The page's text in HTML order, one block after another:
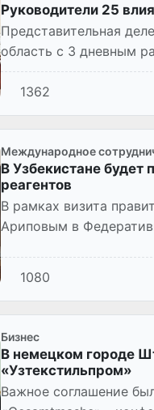
Руководители 25
Представительная
область с 3 дневным
Посол Федеративной
1362
Международное
В Узбекистане будет
реагентов
В рамках визита
Ариповым в
1080
Бизнес
В немецком городе
«Узтекстильпром»
Важное соглашение